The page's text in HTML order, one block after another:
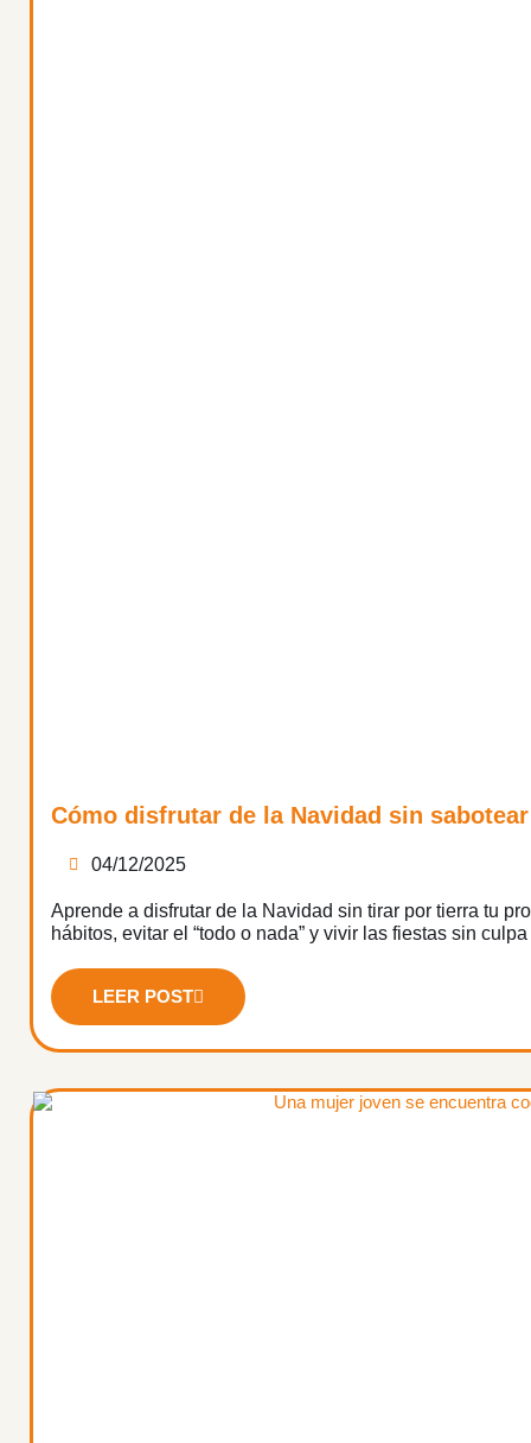
Cómo disfrutar de la Navidad sin
04/12/2025
Aprende a disfrutar de la Navidad sin tirar por tierra tu
hábitos, evitar el “todo o nada” y vivir las fiestas sin
LEER POST